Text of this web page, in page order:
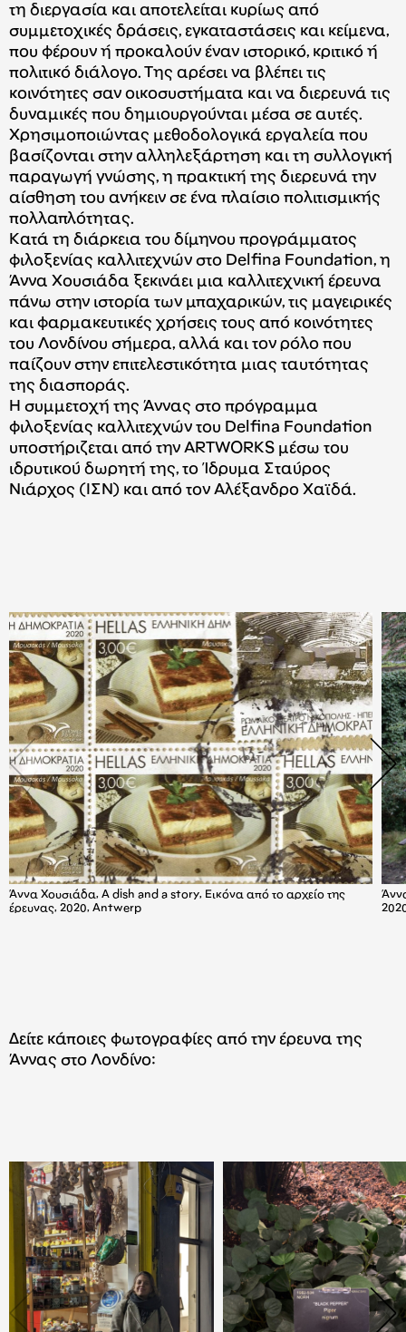
τη διεργασία και αποτελείται κυρίως από
συμμετοχικές δράσεις, εγκαταστάσεις και κείμενα,
που φέρουν ή προκαλούν έναν ιστορικό, κριτικό ή
πολιτικό διάλογο. Της αρέσει να βλέπει τις
κοινότητες σαν οικοσυστήματα και να διερευνά τις
δυναμικές που δημιουργούνται μέσα σε αυτές.
Χρησιμοποιώντας μεθοδολογικά εργαλεία που
βασίζονται στην αλληλεξάρτηση και τη συλλογική
παραγωγή γνώσης, η πρακτική της διερευνά την
αίσθηση του ανήκειν σε ένα πλαίσιο πολιτισμικής
πολλαπλότητας.
Kατά τη διάρκεια του δίμηνου προγράμματος
φιλοξενίας καλλιτεχνών στο Delfina Foundation, η
Άννα Χουσιάδα ξεκινάει μια καλλιτεχνική έρευνα
πάνω στην ιστορία των μπαχαρικών, τις μαγειρικές
και φαρμακευτικές χρήσεις τους από κοινότητες
του Λονδίνου σήμερα, αλλά και τον ρόλο που
παίζουν στην επιτελεστικότητα μιας ταυτότητας
της διασποράς.
Η συμμετοχή της Άννας στο πρόγραμμα
φιλοξενίας καλλιτεχνών του Delfina Foundation
υποστήριζεται από την ARTWORKS μέσω του
ιδρυτικού δωρητή της, το Ίδρυμα Σταύρος
Νιάρχος (ΙΣΝ) και από τον Αλέξανδρο Χαϊδά.
Άννα Χουσιάδα, A dish and a story, Εικόνα από το αρχείο της
έρευνας, 2020, Antwerp
Δείτε κάποιες φωτογραφίες από την έρευνα της
Άννας στο Λονδίνο: